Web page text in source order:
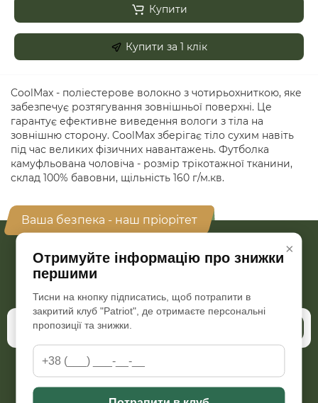
Купити
Купити за 1 клiк
CoolMax - поліестерове волокно з чотирьохниткою, яке
забезпечує розтягування зовнішньої поверхні. Це
гарантує ефективне виведення вологи з тіла на
зовнішню сторону. CoolMax зберігає тіло сухим навіть
під час великих фізичних навантажень. Футболка
камуфльована чоловіча - розмір трікотажної тканини,
склад 100% бавовни, щільність 160 г/м.кв.
×
Отримуйте інформацію про знижки
першими
Тисни на кнопку підписатись, щоб потрапити в
закритий клуб "Patriot", де отримаєте персональні
пропозиції та знижки.
Ваша безпека - наш пріорітет
Бажаєте бути в курсі всіх наших акцій та знижок?